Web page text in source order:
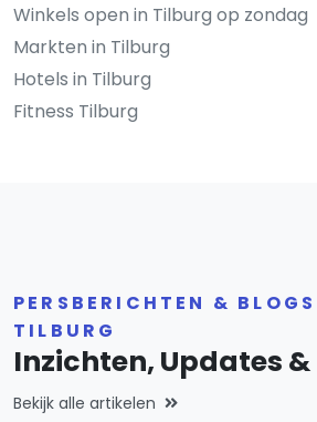
Winkels open in Tilburg op zondag
Markten in Tilburg
Hotels in Tilburg
Fitness Tilburg
PERSBERICHTEN &
TILBURG
Inzichten, Updates &
Bekijk alle artikelen